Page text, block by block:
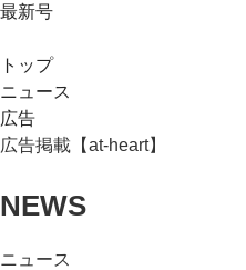
最新号
トップ
ニュース
広告
広告掲載【at-heart】
NEWS
ニュース